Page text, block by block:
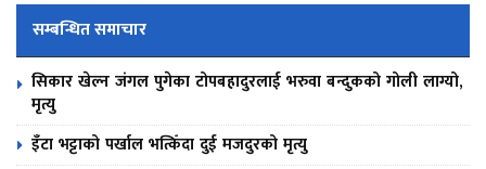
सम्बन्धित समाचार
सिकार खेल्न जंगल पुगेका टोपबहादुरलाई भरुवा बन्दुकको गोली लाग्यो,
मृत्यु
इँटा भट्टाको पर्खाल भत्किँदा दुई मजदुरको मृत्यु